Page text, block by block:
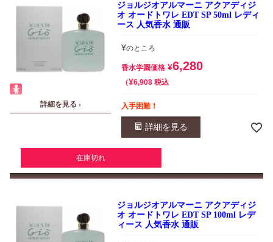
詳細を見る ›
ジョルジオアルマーニ アクアディジ
オ オードトワレ EDT SP 50ml レディ
ース 人気香水 通販
¥のところ
香水学園価格 ¥6,280
¥6,908 税込
入手困難！
詳細を見る
在庫切れ
ジョルジオアルマーニ アクアディジ
オ オードトワレ EDT SP 100ml レデ
ィース 人気香水 通販